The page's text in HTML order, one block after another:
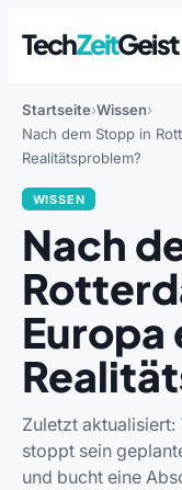
TechZeitGeist
Startseite Wissen
Nach dem Stopp in
Realitätsproblem?
WISSEN
Nach
Zuletzt
stoppt sein
und bucht eine